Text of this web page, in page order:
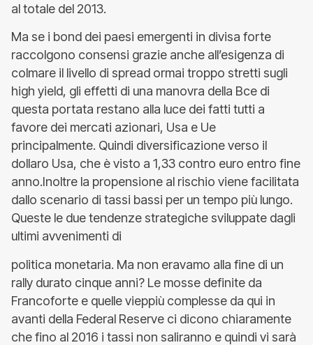
al totale del 2013.
Ma se i bond dei paesi emergenti in divisa forte
raccolgono consensi grazie anche all’esigenza di
colmare il livello di spread ormai troppo stretti sugli
high yield, gli effetti di una manovra della Bce di
questa portata restano alla luce dei fatti tutti a
favore dei mercati azionari, Usa e Ue
principalmente. Quindi diversificazione verso il
dollaro Usa, che è visto a 1,33 contro euro entro fine
anno.Inoltre la propensione al rischio viene facilitata
dallo scenario di tassi bassi per un tempo più lungo.
Queste le due tendenze strategiche sviluppate dagli
ultimi avvenimenti di
politica monetaria. Ma non eravamo alla fine di un
rally durato cinque anni? Le mosse definite da
Francoforte e quelle vieppiù complesse da qui in
avanti della Federal Reserve ci dicono chiaramente
che fino al 2016 i tassi non saliranno e quindi vi sarà